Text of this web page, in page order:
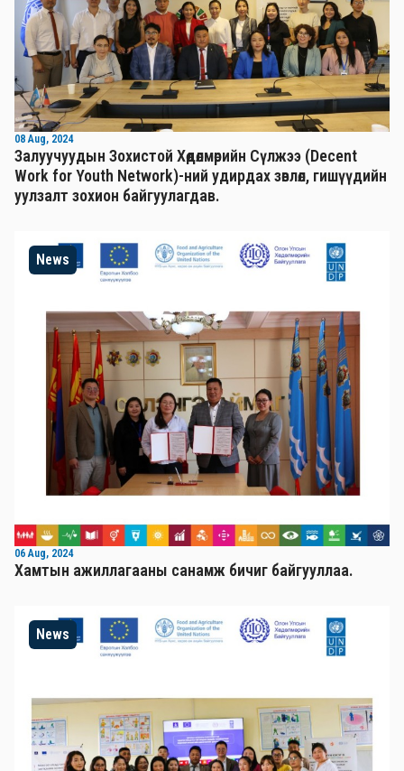
08 Aug, 2024
Залуучуудын Зохистой Хөдөлмөрийн Сүлжээ (Decent
Work for Youth Network)-ний удирдах зөвлөл, гишүүдийн
уулзалт зохион байгуулагдав.
News
06 Aug, 2024
Хамтын ажиллагааны санамж бичиг байгууллаа.
News